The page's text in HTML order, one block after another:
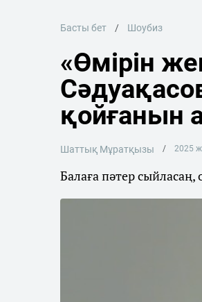
Басты бет Шоубиз
«Өмірін
қойғанын
Шаттық Мұратқызы 2025
Балаға пәтер сыйласаң,